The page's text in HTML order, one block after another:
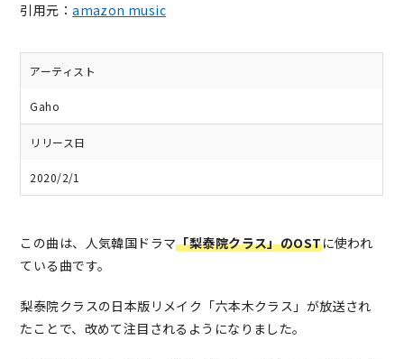
引用元：amazon music
アーティスト
Gaho
リリース日
2020/2/1
この曲は、人気韓国ドラマ「梨泰院クラス」のOSTに使われ
ている曲です。
梨泰院クラスの日本版リメイク「六本木クラス」が放送され
たことで、改めて注目されるようになりました。